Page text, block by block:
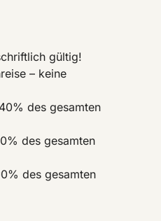
gültig!
– keine
des gesamten
des gesamten
des gesamten